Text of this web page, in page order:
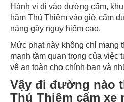
Hành vi đi vào đường cấm,
hầm Thủ Thiêm vào giờ cấm
năng gây nguy hiểm cao.
Mức phạt này không chỉ mang
mạnh tầm quan trọng của việc
vệ an toàn cho chính bạn và
Vậy đi đường nào
Thủ Thiêm cấm xe